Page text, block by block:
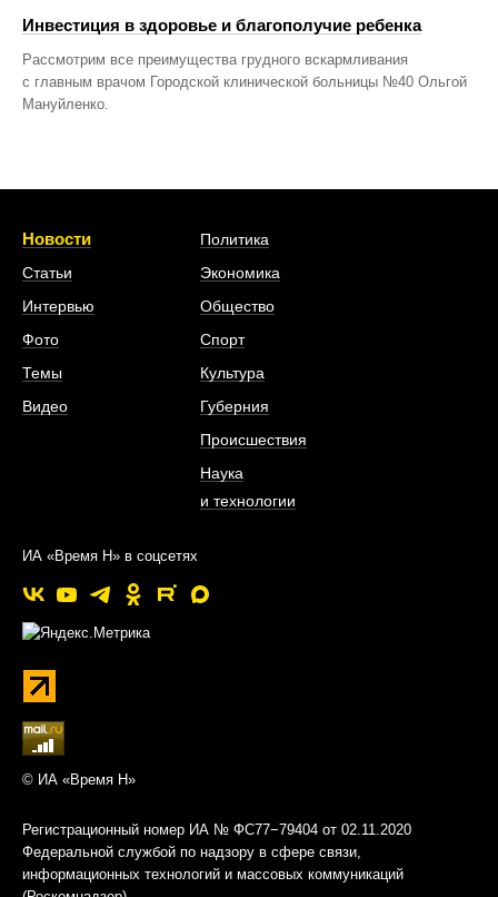
Инвестиция в здоровье и благополучие ребенка
Рассмотрим все преимущества грудного вскармливания
с главным врачом Городской клинической больницы №40 Ольгой
Мануйленко.
Новости
Статьи
Интервью
Фото
Темы
Видео
Политика
Экономика
Общество
Спорт
Культура
Губерния
Происшествия
Наука
и технологии
ИА «Время Н» в соцсетях
© ИА «Время Н»
Регистрационный номер ИА № ФС77−79404 от 02.11.2020
Федеральной службой по надзору в сфере связи,
информационных технологий и массовых коммуникаций